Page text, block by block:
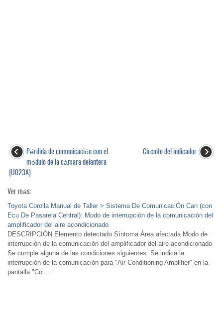
Pérdida de comunicación con el
módulo de la cámara delantera
(U023A)
Circuito del indicador
Ver más:
Toyota Corolla Manual de Taller > Sistema De ComunicaciÓn Can (con
Ecu De Pasarela Central): Modo de interrupción de la comunicación del
amplificador del aire acondicionado
DESCRIPCIÓN Elemento detectado Síntoma Área afectada Modo de
interrupción de la comunicación del amplificador del aire acondicionado
Se cumple alguna de las condiciones siguientes: Se indica la
interrupción de la comunicación para "Air Conditioning Amplifier" en la
pantalla "Co ...